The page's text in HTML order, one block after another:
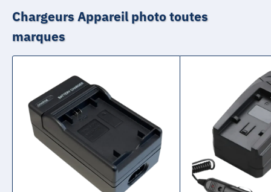
Chargeurs Appareil photo toutes
marques